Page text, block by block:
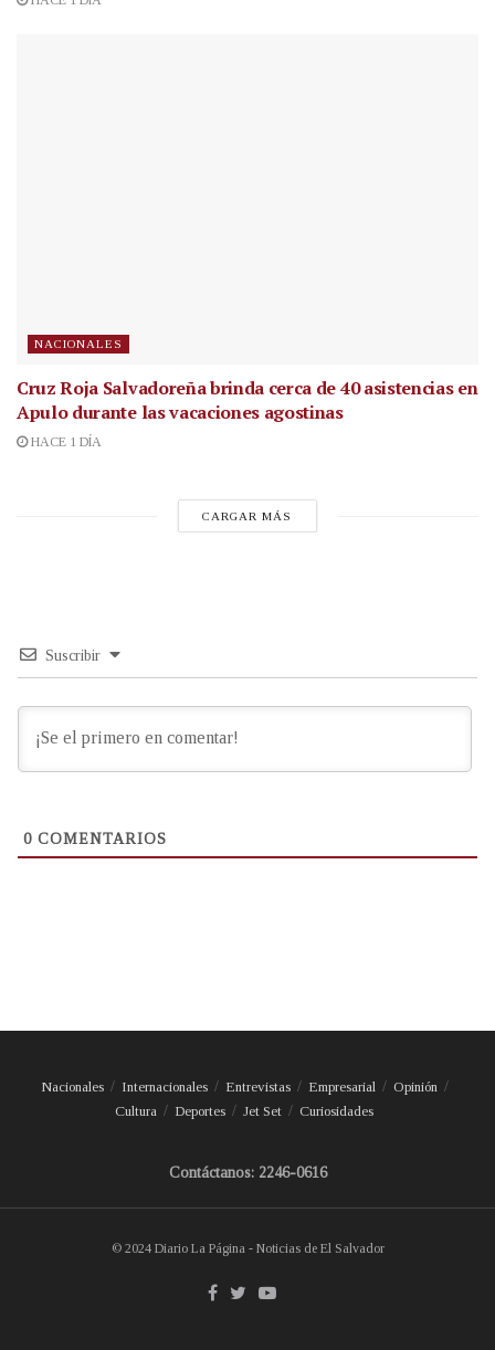
NACIONALES
Cruz Roja Salvadoreña brinda cerca de 40 asistencias en
Apulo durante las vacaciones agostinas
HACE 1 DÍA
CARGAR MÁS
Suscribir
0 COMENTARIOS
Nacionales Internacionales Entrevistas Empresarial
Opinión
Cultura
Deportes Jet Set Curiosidades
Contáctanos: 2246-0616
© 2024 Diario La Página - Noticias de El Salvador